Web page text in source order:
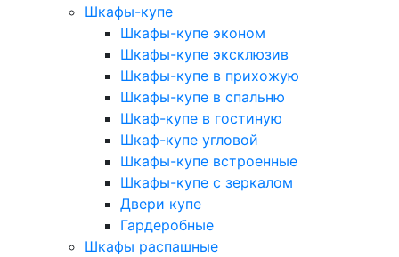
Шкафы-купе
Шкафы-купе эконом
Шкафы-купе эксклюзив
Шкафы-купе в прихожую
Шкафы-купе в спальню
Шкаф-купе в гостиную
Шкаф-купе угловой
Шкафы-купе встроенные
Шкафы-купе с зеркалом
Двери купе
Гардеробные
Шкафы распашные